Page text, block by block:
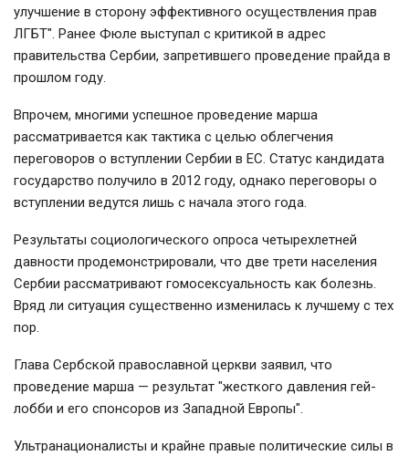
улучшение в сторону эффективного осуществления прав
ЛГБТ". Ранее Фюле выступал с критикой в адрес
правительства Сербии, запретившего проведение прайда в
прошлом году.
Впрочем, многими успешное проведение марша
рассматривается как тактика с целью облегчения
переговоров о вступлении Сербии в ЕС. Статус кандидата
государство получило в 2012 году, однако переговоры о
вступлении ведутся лишь с начала этого года.
Результаты социологического опроса четырехлетней
давности продемонстрировали, что две трети населения
Сербии рассматривают гомосексуальность как болезнь.
Вряд ли ситуация существенно изменилась к лучшему с тех
пор.
Глава Сербской православной церкви заявил, что
проведение марша — результат "жесткого давления гей-
лобби и его спонсоров из Западной Европы".
Ультранационалисты и крайне правые политические силы в